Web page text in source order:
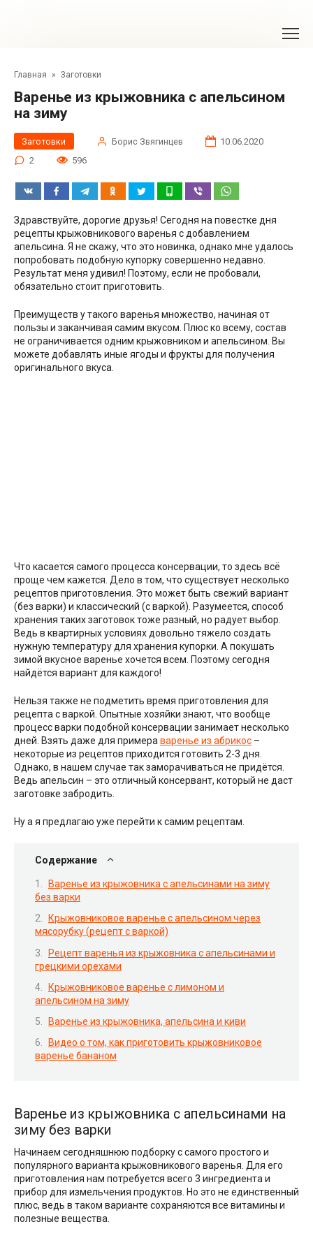
Главная » Заготовки
Варенье из крыжовника с апельсином
на зиму
Заготовки Борис Звягинцев
10.06.2020
2
596
Здравствуйте, дорогие друзья! Сегодня на повестке дня
рецепты крыжовникового варенья с добавлением
апельсина. Я не скажу, что это новинка, однако мне удалось
попробовать подобную купорку совершенно недавно.
Результат меня удивил! Поэтому, если не пробовали,
обязательно стоит приготовить.
Преимуществ у такого варенья множество, начиная от
пользы и заканчивая самим вкусом. Плюс ко всему, состав
не ограничивается одним крыжовником и апельсином. Вы
можете добавлять иные ягоды и фрукты для получения
оригинального вкуса.
Что касается самого процесса консервации, то здесь всё
проще чем кажется. Дело в том, что существует несколько
рецептов приготовления. Это может быть свежий вариант
(без варки) и классический (с варкой). Разумеется, способ
хранения таких заготовок тоже разный, но радует выбор.
Ведь в квартирных условиях довольно тяжело создать
нужную температуру для хранения купорки. А покушать
зимой вкусное варенье хочется всем. Поэтому сегодня
найдётся вариант для каждого!
Нельзя также не подметить время приготовления для
рецепта с варкой. Опытные хозяйки знают, что вообще
процесс варки подобной консервации занимает несколько
дней. Взять даже для примера варенье из абрикос –
некоторые из рецептов приходится готовить 2-3 дня.
Однако, в нашем случае так заморачиваться не придётся.
Ведь апельсин – это отличный консервант, который не даст
заготовке забродить.
Ну а я предлагаю уже перейти к самим рецептам.
Содержание
Варенье из крыжовника с апельсинами на зиму
без варки
Крыжовниковое варенье с апельсином через
мясорубку (рецепт с варкой)
Рецепт варенья из крыжовника с апельсинами и
грецкими орехами
Крыжовниковое варенье с лимоном и
апельсином на зиму
Варенье из крыжовника, апельсина и киви
Видео о том, как приготовить крыжовниковое
варенье бананом
Варенье из крыжовника с апельсинами на
зиму без варки
Начинаем сегодняшнюю подборку с самого простого и
популярного варианта крыжовникового варенья. Для его
приготовления нам потребуется всего 3 ингредиента и
прибор для измельчения продуктов. Но это не единственный
плюс, ведь в таком варианте сохраняются все витамины и
полезные вещества.